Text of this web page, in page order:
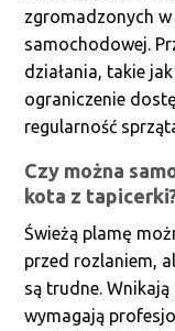
zgromadzonych
samochodowej.
działania, takie
ograniczenie
regularność
Czy można
kota z
Świeżą plamę
przed rozlaniem,
są trudne.
wymagają